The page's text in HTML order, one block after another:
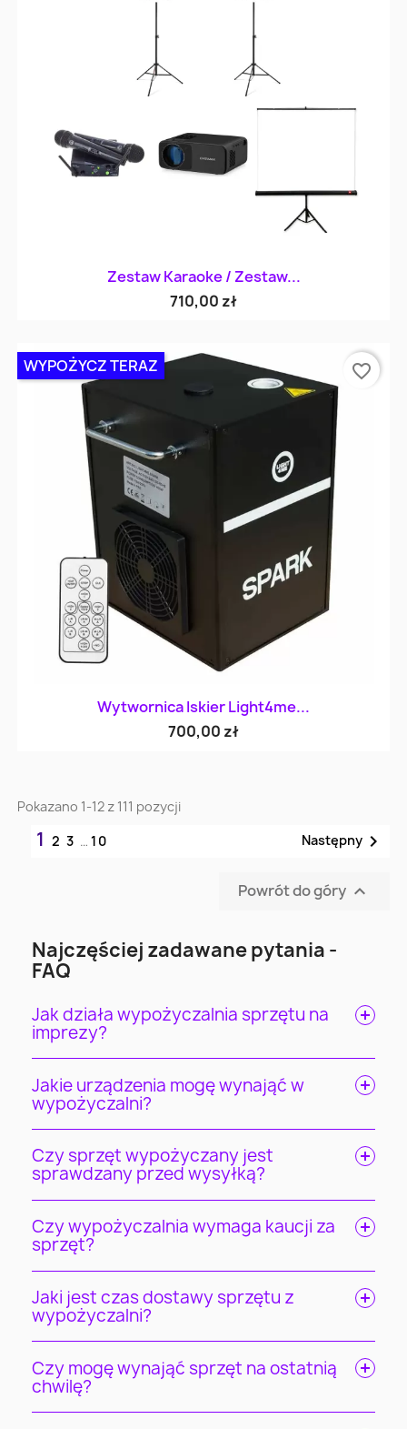
Zestaw Karaoke / Zestaw...
710,00 zł
Wytwornica Iskier Light4me...
700,00 zł
WYPOŻYCZ TERAZ favorite_border
Pokazano 1-12 z 111 pozycji
123 … 10 Następny
Powrót do góry 
Najczęściej zadawane pytania -
FAQ
Jak działa wypożyczalnia sprzętu na
imprezy?
Jakie urządzenia mogę wynająć w
wypożyczalni?
Czy sprzęt wypożyczany jest
sprawdzany przed wysyłką?
Czy wypożyczalnia wymaga kaucji za
sprzęt?
Jaki jest czas dostawy sprzętu z
wypożyczalni?
Czy mogę wynająć sprzęt na ostatnią
chwilę?